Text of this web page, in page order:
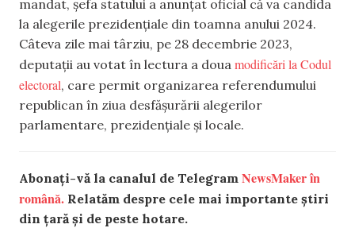
mandat, șefa statului a anunțat oficial că va candida
la alegerile prezidențiale din toamna anului 2024.
Câteva zile mai târziu, pe 28 decembrie 2023,
deputații au votat în lectura a doua modificări la Codul
electoral, care permit organizarea referendumului
republican în ziua desfășurării alegerilor
parlamentare, prezidențiale și locale.
Abonați-vă la canalul de Telegram NewsMaker în
română. Relatăm despre cele mai importante știri
din țară și de peste hotare.